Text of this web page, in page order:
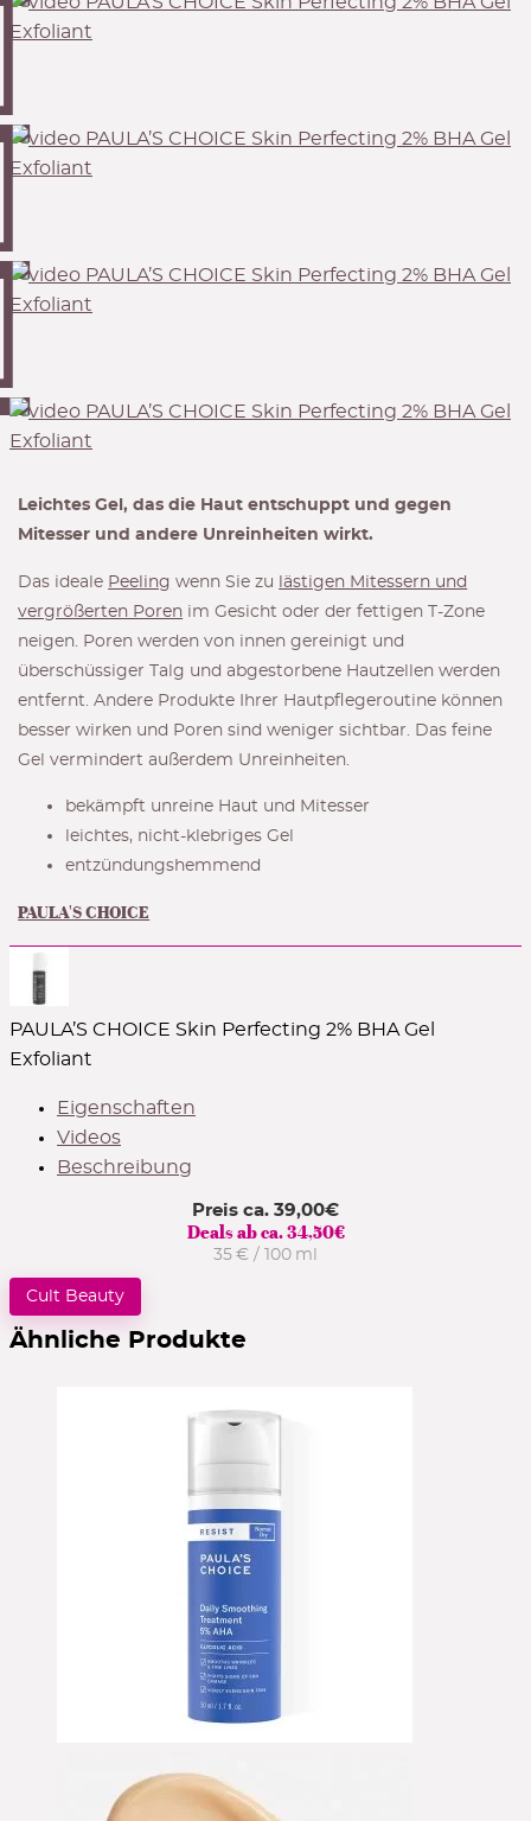
Leichtes Gel, das die Haut entschuppt und gegen
Mitesser und andere Unreinheiten wirkt.
Das ideale Peeling wenn Sie zu lästigen Mitessern und
vergrößerten Poren im Gesicht oder der fettigen T-Zone
neigen. Poren werden von innen gereinigt und
überschüssiger Talg und abgestorbene Hautzellen werden
entfernt. Andere Produkte Ihrer Hautpflegeroutine können
besser wirken und Poren sind weniger sichtbar. Das feine
Gel vermindert außerdem Unreinheiten.
bekämpft unreine Haut und Mitesser
leichtes, nicht-klebriges Gel
entzündungshemmend
PAULA'S CHOICE
PAULA’S CHOICE Skin Perfecting 2% BHA Gel
Exfoliant
Eigenschaften
Videos
Beschreibung
Preis ca. 39,00€
Deals ab ca.34,50€
35 € / 100 ml
Cult Beauty
Ähnliche Produkte